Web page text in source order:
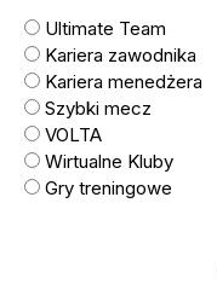
Ultimate Team
Kariera zawodnika
Kariera menedżera
Szybki mecz
VOLTA
Wirtualne Kluby
Gry treningowe